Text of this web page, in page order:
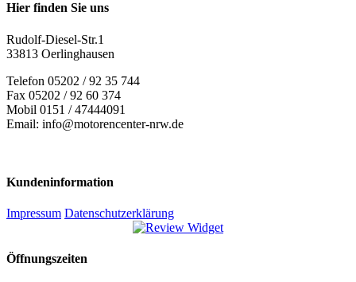
Hier finden Sie uns
Rudolf-Diesel-Str.1
33813 Oerlinghausen
Telefon 05202 / 92 35 744
Fax 05202 / 92 60 374
Mobil 0151 / 47444091
Email: info@motorencenter-nrw.de
Kundeninformation
Impressum Datenschutzerklärung
Öffnungszeiten